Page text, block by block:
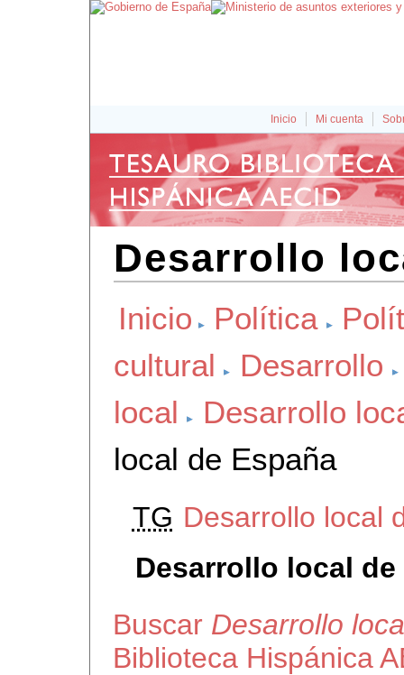
Inicio Mi cuenta
Desarrollo
Inicio Política
cultural
Desarrollo
local
Desarrollo
local de España
TG Desarrollo local
Desarrollo local de
Buscar Desarrollo
Biblioteca Hispánica